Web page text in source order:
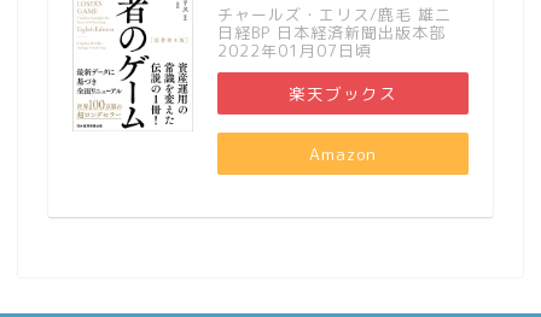
チャールズ・エリス/鹿毛 雄二
日経BP 日本経済新聞出版本部
2022年01月07日頃
楽天ブックス
Amazon